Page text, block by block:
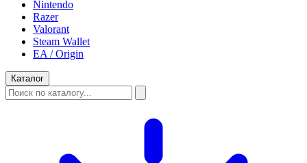
Nintendo
Razer
Valorant
Steam Wallet
EA / Origin
Каталог